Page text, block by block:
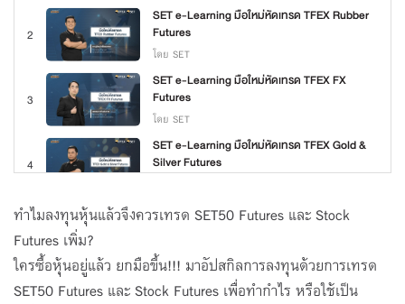
2
SET e-Learning มือใหม่หัดเทรด TFEX Rubber
Futures
โดย SET
3
SET e-Learning มือใหม่หัดเทรด TFEX FX
Futures
โดย SET
4
SET e-Learning มือใหม่หัดเทรด TFEX Gold &
Silver Futures
SET e-Learning มือใหม่หัดเทรด SET50 &
Stock Futures
6
SET e-Learning กลยุทธ์เทรด Options
ทำไมลงทุนหุ้นแล้วจึงควรเทรด SET50 Futures และ Stock
Futures เพิ่ม?
ใครซื้อหุ้นอยู่แล้ว ยกมือขึ้น!!! มาอัปสกิลการลงทุนด้วยการเทรด
SET50 Futures และ Stock Futures เพื่อทำกำไร หรือใช้เป็น